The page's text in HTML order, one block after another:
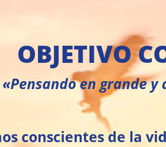
OBJETIVO
«Pensando en grande
conscientes de la